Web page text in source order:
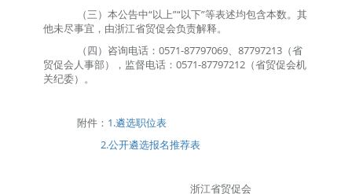
（三）本公告中“以上”“以下”等表述均包含本数。其
他未尽事宜，由浙江省贸促会负责解释。
（四） 咨询电话： 0571-87797069、 87797213（省
贸促会人事部），监督电话： 0571-87797212 （省贸促会机
关纪委） 。
附件： 1.遴选职位表
2.公开遴选报名推荐表
浙江省贸促会